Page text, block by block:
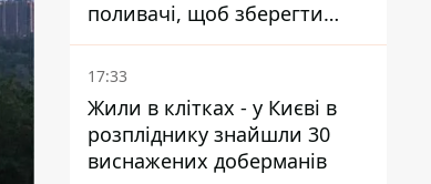
поливачі, щоб зберегти
рейки від деформації
17:33
Жили в клітках - у Києві в
розпліднику знайшли 30
виснажених доберманів